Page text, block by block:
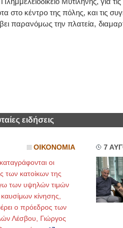
στο κέντρο της πόλης, και τις
παρανόμως την πλατεία,
ειδήσεις
ΟΙΚΟΝΟΜΙΑ
οι
των κατοίκων της
των υψηλών τιμών
κίνησης,
ο πρόεδρος των
Λέσβου, Γιώργος
7